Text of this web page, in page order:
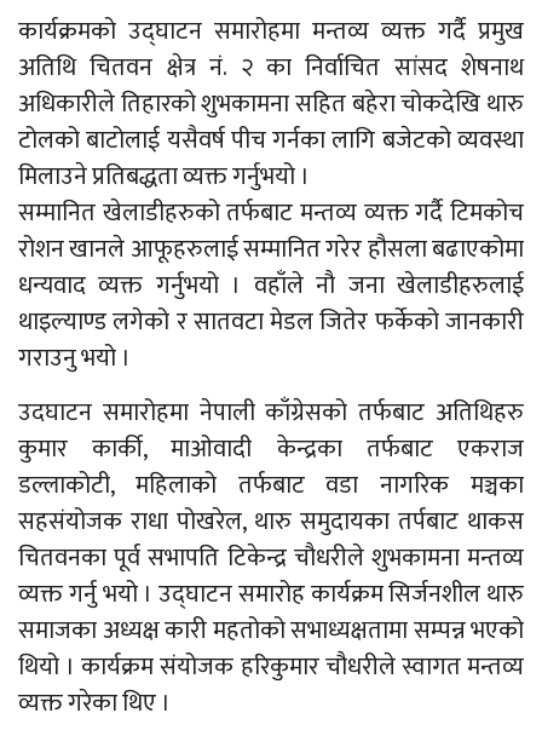
कार्यक्रमको उद्घाटन समारोहमा मन्तव्य व्यक्त गर्दै प्रमुख
अतिथि चितवन क्षेत्र नं. २ का निर्वाचित सांसद शेषनाथ
अधिकारीले तिहारको शुभकामना सहित बहेरा चोकदेखि थारु
टोलको बाटोलाई यसैवर्ष पीच गर्नका लागि बजेटको व्यवस्था
मिलाउने प्रतिबद्धता व्यक्त गर्नुभयो ।
सम्मानित खेलाडीहरुको तर्फबाट मन्तव्य व्यक्त गर्दै टिमकोच
रोशन खानले आफूहरुलाई सम्मानित गरेर हौसला बढाएकोमा
धन्यवाद व्यक्त गर्नुभयो । वहाँले नौ जना खेलाडीहरुलाई
थाइल्याण्ड लगेको र सातवटा मेडल जितेर फर्केको जानकारी
गराउनु भयो ।
उदघाटन समारोहमा नेपाली काँग्रेसको तर्फबाट अतिथिहरु
कुमार कार्की, माओवादी केन्द्रका तर्फबाट एकराज
डल्लाकोटी, महिलाको तर्फबाट वडा नागरिक मञ्चका
सहसंयोजक राधा पोखरेल, थारु समुदायका तर्पबाट थाकस
चितवनका पूर्व सभापति टिकेन्द्र चौधरीले शुभकामना मन्तव्य
व्यक्त गर्नु भयो । उद्घाटन समारोह कार्यक्रम सिर्जनशील थारु
समाजका अध्यक्ष कारी महतोको सभाध्यक्षतामा सम्पन्न भएको
थियो । कार्यक्रम संयोजक हरिकुमार चौधरीले स्वागत मन्तव्य
व्यक्त गरेका थिए ।